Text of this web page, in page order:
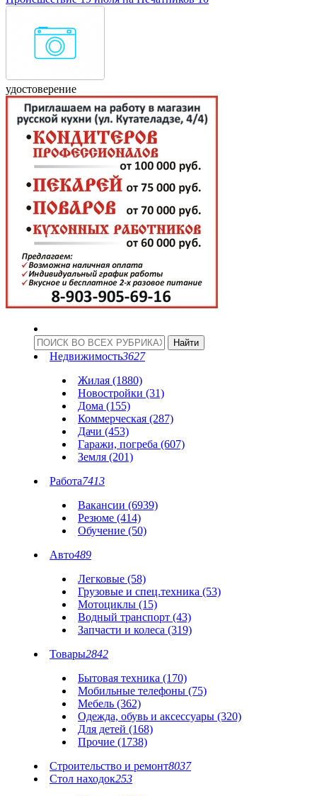
удостоверение
Недвижимость3627
Жилая (1880)
Новостройки (31)
Дома (155)
Коммерческая (287)
Дачи (453)
Гаражи, погреба (607)
Земля (201)
Работа7413
Вакансии (6939)
Резюме (414)
Обучение (50)
Авто489
Легковые (58)
Грузовые и спец.техника (53)
Мотоциклы (15)
Водный транспорт (43)
Запчасти и колеса (319)
Товары2842
Бытовая техника (170)
Мобильные телефоны (75)
Мебель (362)
Одежда, обувь и аксессуары (320)
Для детей (168)
Прочие (1738)
Строительство и ремонт8037
Стол находок253